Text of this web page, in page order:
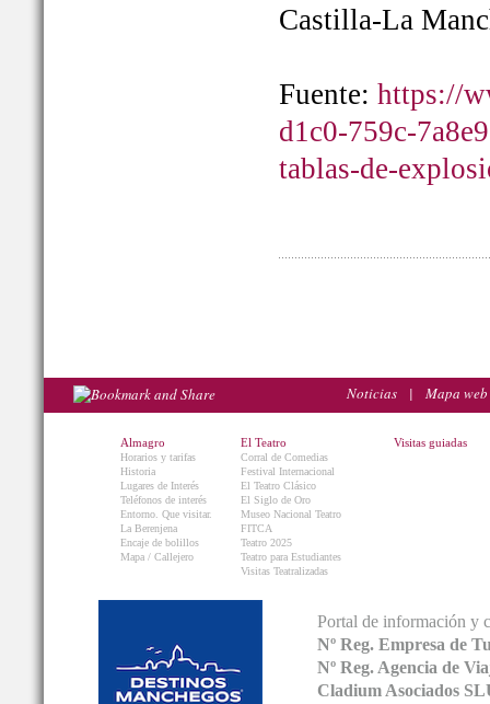
Castilla-La
Fuente: https://
d1c0-759c-
tablas-de-
Noticias | Mapa web
Almagro
Horarios y tarifas
Historia
Lugares de Interés
Teléfonos de interés
Entorno. Que visitar.
La Berenjena
Encaje de bolillos
Mapa / Callejero
El Teatro
Corral de Comedias
Festival Internacional
El Teatro Clásico
El Siglo de Oro
Museo Nacional Teatro
FITCA
Teatro 2025
Teatro para Estudiantes
Visitas Teatralizadas
Visitas guiadas
Portal de información y
Nº Reg. Empresa de
Nº Reg. Agencia de
Cladium Asociados